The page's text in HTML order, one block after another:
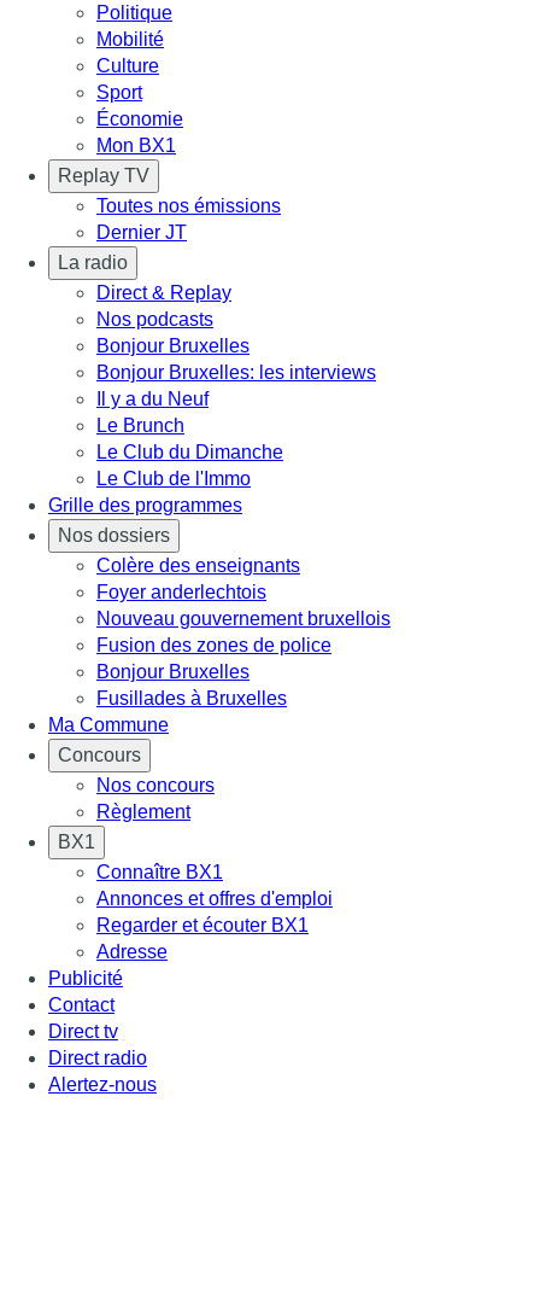
Politique
Mobilité
Culture
Sport
Économie
Mon BX1
Replay TV
Toutes nos émissions
Dernier JT
La radio
Direct & Replay
Nos podcasts
Bonjour Bruxelles
Bonjour Bruxelles: les interviews
Il y a du Neuf
Le Brunch
Le Club du Dimanche
Le Club de l'Immo
Grille des programmes
Nos dossiers
Colère des enseignants
Foyer anderlechtois
Nouveau gouvernement bruxellois
Fusion des zones de police
Bonjour Bruxelles
Fusillades à Bruxelles
Ma Commune
Concours
Nos concours
Règlement
BX1
Connaître BX1
Annonces et offres d'emploi
Regarder et écouter BX1
Adresse
Publicité
Contact
Direct tv
Direct radio
Alertez-nous